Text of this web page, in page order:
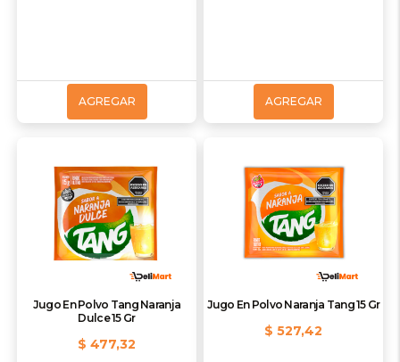
AGREGAR AGREGAR
Jugo En Polvo Tang Naranja
Dulce 15 Gr
$ 477,32
Jugo En Polvo Naranja Tang 15 Gr
$ 527,42